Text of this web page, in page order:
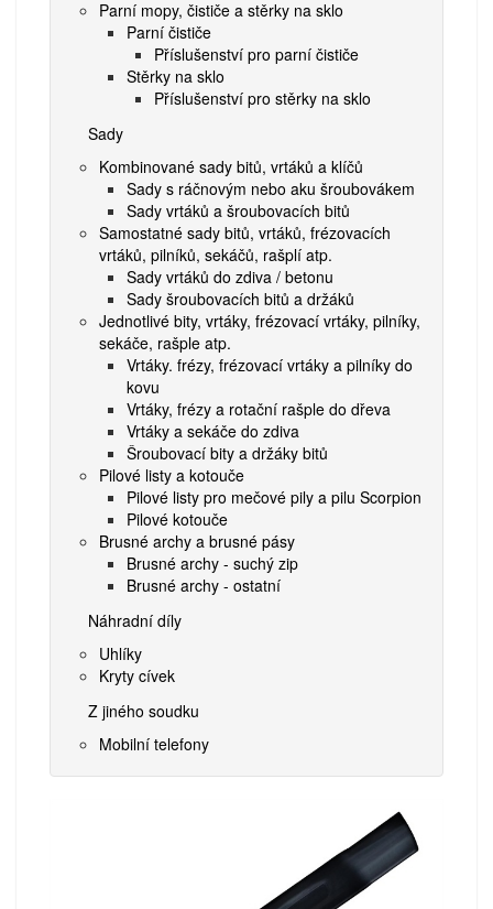
Parní mopy, čističe a stěrky na sklo
Parní čističe
Příslušenství pro parní čističe
Stěrky na sklo
Příslušenství pro stěrky na sklo
Sady
Kombinované sady bitů, vrtáků a klíčů
Sady s ráčnovým nebo aku šroubovákem
Sady vrtáků a šroubovacích bitů
Samostatné sady bitů, vrtáků, frézovacích
vrtáků, pilníků, sekáčů, rašplí atp.
Sady vrtáků do zdiva / betonu
Sady šroubovacích bitů a držáků
Jednotlivé bity, vrtáky, frézovací vrtáky, pilníky,
sekáče, rašple atp.
Vrtáky. frézy, frézovací vrtáky a pilníky do
kovu
Vrtáky, frézy a rotační rašple do dřeva
Vrtáky a sekáče do zdiva
Šroubovací bity a držáky bitů
Pilové listy a kotouče
Pilové listy pro mečové pily a pilu Scorpion
Pilové kotouče
Brusné archy a brusné pásy
Brusné archy - suchý zip
Brusné archy - ostatní
Náhradní díly
Uhlíky
Kryty cívek
Z jiného soudku
Mobilní telefony